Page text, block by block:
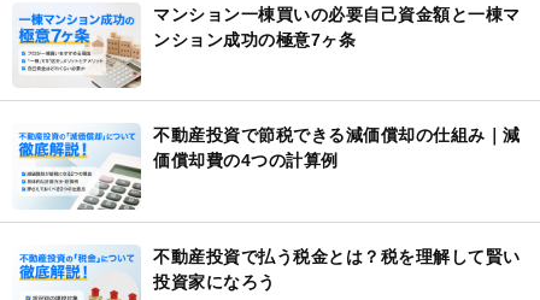
マンション一棟買いの必要自己資金額と一棟マ
ンション成功の極意7ヶ条
不動産投資で節税できる減価償却の仕組み｜減
価償却費の4つの計算例
不動産投資で払う税金とは？税を理解して賢い
投資家になろう